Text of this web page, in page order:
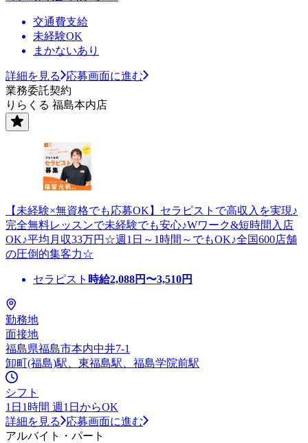
交通費支給
未経験OK
まかないあり
詳細を見る
応募画面に進む
業務委託契約
りらくる 福島本内店
【未経験×無資格でも応募OK】セラピストで高収入を実現♪
完全無料レッスンで未経験でも安心♪Wワーク&短時間入店
OK♪平均月収33万円☆週1日～1時間～でもOK♪全国600店舗
の圧倒的集客力☆
セラピスト 時給2,088円〜3,510円
勤務地
面接地
福島県福島市本内中井7-1
卸町(福島)駅、東福島駅、福島学院前駅
シフト
1日1時間 週1日からOK
詳細を見る
応募画面に進む
アルバイト・パート